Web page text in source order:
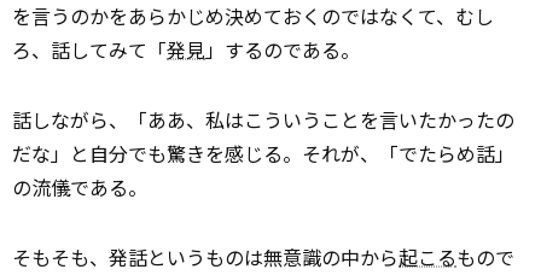
を言うのかをあらかじめ決めておくのではなくて、むし
ろ、話してみて「発見」するのである。
話しながら、「ああ、私はこういうことを言いたかったの
だな」と自分でも驚きを感じる。それが、「でたらめ話」
の流儀である。
そもそも、発話というものは無意識の中から起こるもので